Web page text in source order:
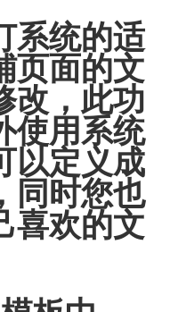
系统的适
页面的文
改，此功
使用系统
以定义成
同时您也
喜欢的文